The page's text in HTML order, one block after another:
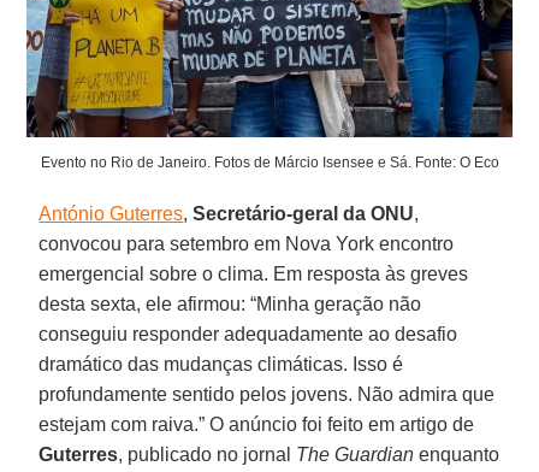
Evento no Rio de Janeiro. Fotos de Márcio Isensee e Sá. Fonte: O Eco
António Guterres,Secretário-geral da ONU,
convocou para setembro em Nova York encontro
emergencial sobre o clima. Em resposta às greves
desta sexta, ele afirmou: “Minha geração não
conseguiu responder adequadamente ao desafio
dramático das mudanças climáticas. Isso é
profundamente sentido pelos jovens. Não admira que
estejam com raiva.” O anúncio foi feito em artigo de
Guterres, publicado no jornal The Guardian enquanto